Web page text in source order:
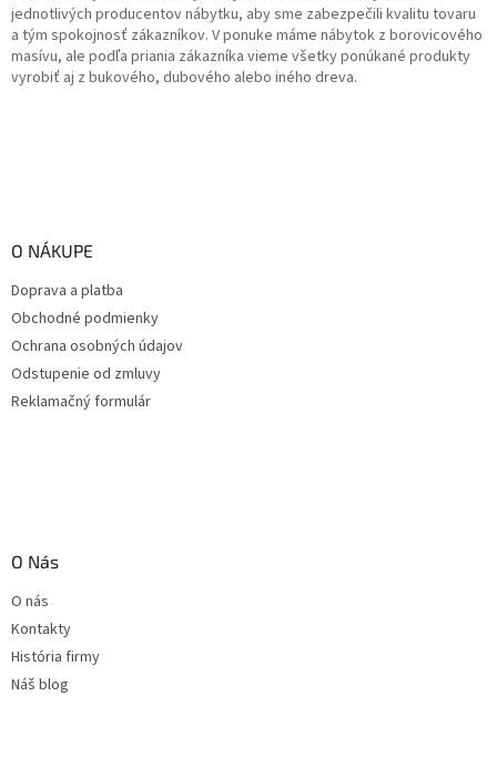
jednotlivých producentov nábytku, aby sme zabezpečili kvalitu tovaru
a tým spokojnosť zákazníkov. V ponuke máme nábytok z borovicového
masívu, ale podľa priania zákazníka vieme všetky ponúkané produkty
vyrobiť aj z bukového, dubového alebo iného dreva.
O NÁKUPE
Doprava a platba
Obchodné podmienky
Ochrana osobných údajov
Odstupenie od zmluvy
Reklamačný formulár
O Nás
O nás
Kontakty
História firmy
Náš blog